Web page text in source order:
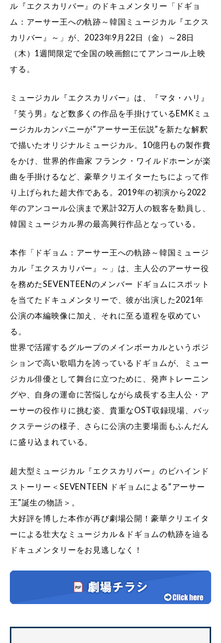
ル『エクスカリバー』のドキュメンタリー「ドギョ
ム：アーサー王への軌跡～韓国ミュージカル『エクス
カリバー』～」が、2023年9月22日（金）～28日
（木）1週間限定で全国の映画館にてアンコール上映
する。
ミュージカル『エクスカリバー』は、『マタ・ハリ』
『笑う男』など数多くの作品を手掛けているEMKミュ
ージカルカンパニーが“アーサー王伝説”を新たな解釈
で描いたオリジナルミュージカル。10億円もの製作費
をかけ、世界的作曲家 フランク・ワイルドホーンが楽
曲を手掛けるなど、豪華クリエイターたちによって作
り上げられた超大作である。2019年の初演から2022
年のアンコール公演まで累計32万人の観客を動員し、
韓国ミュージカル界の最高興行作品となっている。
本作「ドギョム：アーサー王への軌跡～韓国ミュージ
カル『エクスカリバー』～」は、主人公のアーサー役
を務めたSEVENTEENのメンバー ドギョムにスポット
を当てたドキュメンタリーで、彼が出演した2021年
公演の本編映像に加え、それに至る道程を収めてい
る。
世界で活躍するグループのメインボーカルというポジ
ションで高い歌唱力を誇っているドギョムが、ミュー
ジカル俳優として舞台に立つために、発声トレーニン
グや、自身の運命に苦悩しながら成長する主人公・ア
ーサーの役作りに挑む姿、貴重なOST収録現場、バッ
クステージの様子、さらに公演の主要場面もふんだん
に盛り込まれている。
超大型ミュージカル『エクスカリバー』のビハインド
ストーリー＜SEVENTEEN ドギョムによる“アーサー
王”誕生の物語＞。
大好評を博した本作が再び劇場公開！豪華クリエイタ
ーによる壮大なミュージカル＆ドギョムの軌跡を辿る
ドキュメンタリーをお見逃しなく！